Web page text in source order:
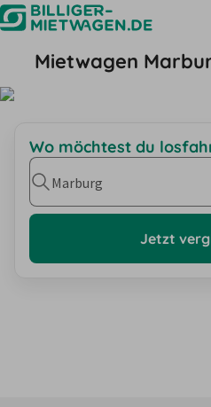
Mietwagen
Wo möchtest du
Marburg
Jetzt